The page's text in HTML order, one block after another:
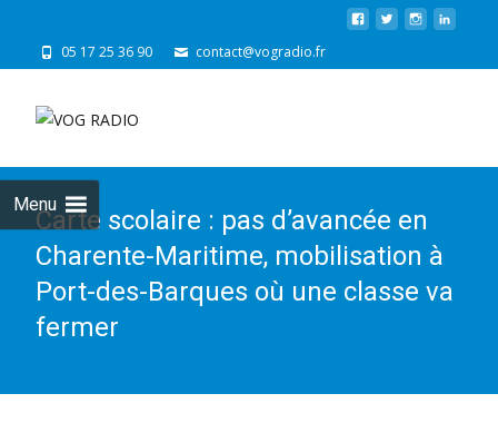
05 17 25 36 90 contact@vogradio.fr
Menu
Carte scolaire : pas d’avancée en
Charente-Maritime, mobilisation à
Port-des-Barques où une classe va
fermer